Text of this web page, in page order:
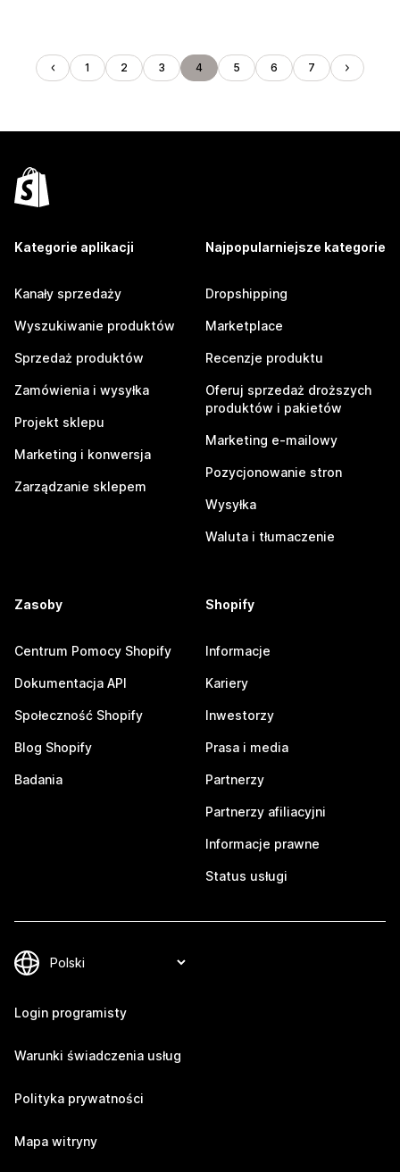
1 2 3 4 5 6 7
Kategorie aplikacji
Kanały sprzedaży
Wyszukiwanie produktów
Sprzedaż produktów
Zamówienia i wysyłka
Projekt sklepu
Marketing i konwersja
Zarządzanie sklepem
Najpopularniejsze kategorie
Dropshipping
Marketplace
Recenzje produktu
Oferuj sprzedaż droższych
produktów i pakietów
Marketing e-mailowy
Pozycjonowanie stron
Wysyłka
Waluta i tłumaczenie
Zasoby
Centrum Pomocy Shopify
Dokumentacja API
Społeczność Shopify
Blog Shopify
Badania
Shopify
Informacje
Kariery
Inwestorzy
Prasa i media
Partnerzy
Partnerzy afiliacyjni
Informacje prawne
Status usługi
Login programisty
Warunki świadczenia usług
Polityka prywatności
Mapa witryny